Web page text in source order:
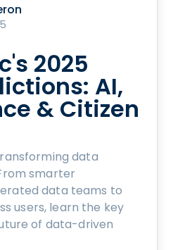
2025
AI,
& Citizen
data
smarter
data teams to
users, learn the key
of data-driven